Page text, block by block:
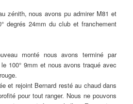
zénith, nous avons pu admirer M81 et
degrés 24mm du club et franchement
monté nous avons terminé par
100° 9mm et nous avons traqué avec
et rejoint Bernard resté au chaud dans
pour tout ranger. Nous ne pouvons